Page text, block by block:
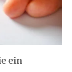
ein